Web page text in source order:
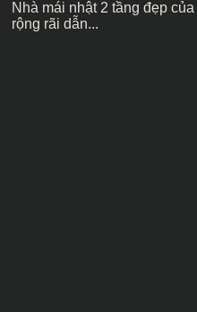
Nhà mái nhật 2 tầng đẹp
rộng rãi dẫn...